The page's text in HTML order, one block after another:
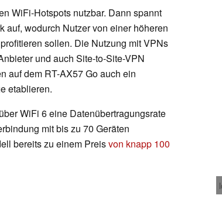
WiFi-Hotspots nutzbar. Dann spannt
auf, wodurch Nutzer von einer höheren
sollen. Die Nutzung mit VPNs
und auch Site-to-Site-VPN
auf dem RT-AX57 Go auch ein
etablieren.
WiFi 6 eine Datenübertragungsrate
mit bis zu 70 Geräten
bereits zu einem Preisvon knapp 100